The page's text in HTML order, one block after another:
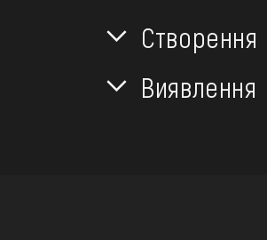
Створення
Виявлення